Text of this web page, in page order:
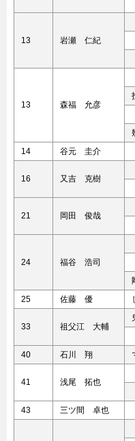
13 岩瀬 仁紀
13 森福 允彦
14
谷元 圭介
16 又吉 克樹
21 岡田 俊哉
24 福谷 浩司
25
佐藤 優
33 祖父江 大輔
40
石川 翔
41 浅尾 拓也
43
三ツ間 卓也